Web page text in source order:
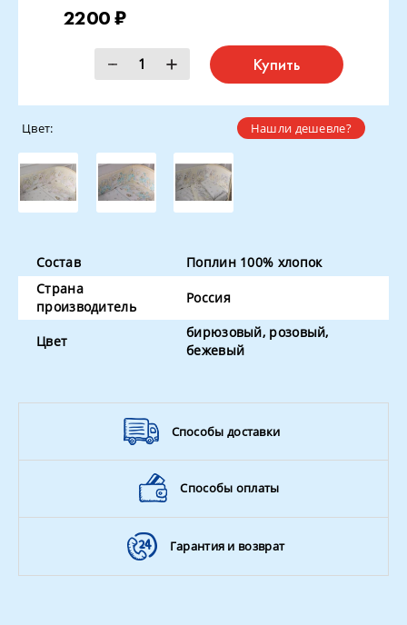
2200 ₽
Купить
Нашли дешевле?
Цвет:
Состав
Поплин 100% хлопок
Страна
производитель
Россия
Цвет
бирюзовый, розовый,
бежевый
Способы доставки
Способы оплаты
Гарантия и возврат